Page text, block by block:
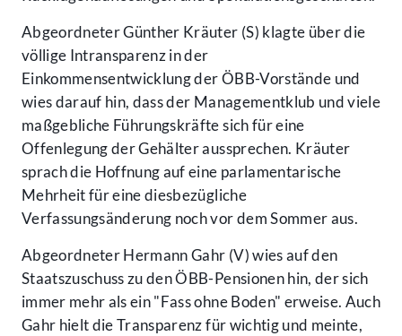
Abgeordneter Günther Kräuter (S) klagte über die
völlige Intransparenz in der
Einkommensentwicklung der ÖBB-Vorstände und
wies darauf hin, dass der Managementklub und viele
maßgebliche Führungskräfte sich für eine
Offenlegung der Gehälter aussprechen. Kräuter
sprach die Hoffnung auf eine parlamentarische
Mehrheit für eine diesbezügliche
Verfassungsänderung noch vor dem Sommer aus.
Abgeordneter Hermann Gahr (V) wies auf den
Staatszuschuss zu den ÖBB-Pensionen hin, der sich
immer mehr als ein "Fass ohne Boden" erweise. Auch
Gahr hielt die Transparenz für wichtig und meinte,